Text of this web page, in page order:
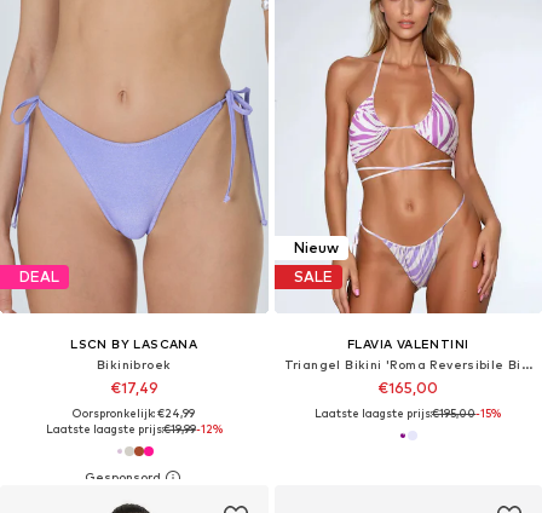
DEAL
LSCN BY LASCANA
Bikinibroek
€17,49
Oorspronkelijk: €24,99
Laatste laagste prijs:€19,99-12%
Nieuw
SALE
FLAVIA VALENTINI
Triangel Bikini 'Roma Reversibile Bikini Set - Africa Purple/ Africa Lilac'
€165,00
Laatste laagste prijs:€195,00-15%